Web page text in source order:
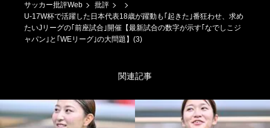
サッカー批評Web
批評
U-17W杯で活躍した日本代表18歳が躍動も｢起きた｣番狂わせ、求め
たいJリーグの｢前座試合｣開催【最新試合の数字が示す｢なでしこジ
ャパン｣と｢WEリーグ｣の大問題】(3)
関連記事